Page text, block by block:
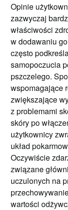
Opinie
zazwyczaj
właściwości
w dodawaniu
często
samopoczucia
pszczelego.
wspomagające
zwiększające
z problemami
skóry po
użytkownicy
układ
Oczywiście
związane
uczulonych na
wartości